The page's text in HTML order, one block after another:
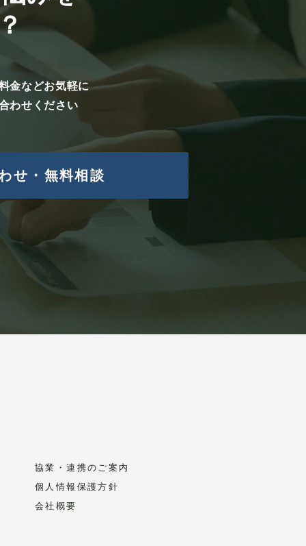
が解消されず、当該個人情
具合が発生しますことをご
、ならびに、利用停止、消
金などお気軽に
わせください
せ・無料相談
協業・連携のご案内
個人情報保護方針
会社概要